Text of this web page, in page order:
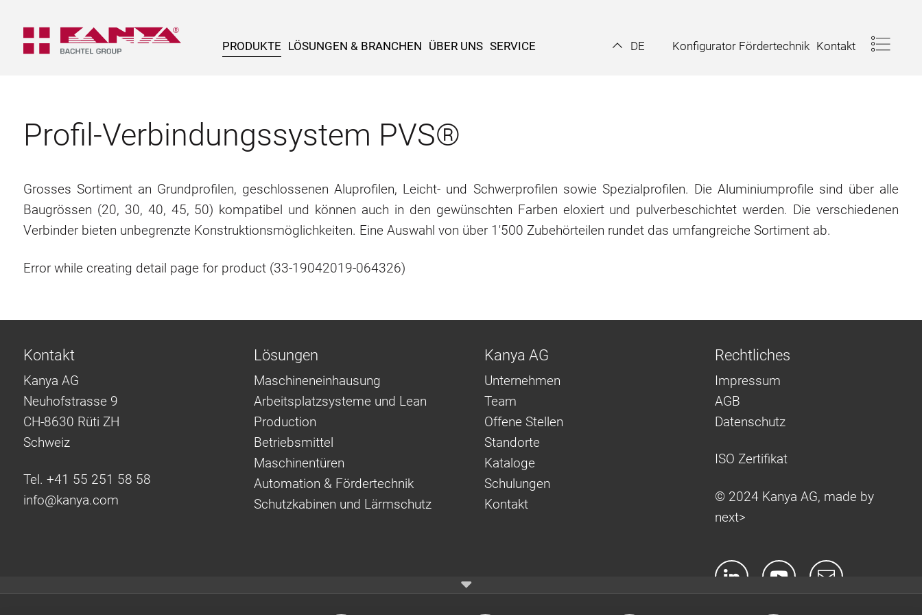
PRODUKTE LÖSUNGEN & BRANCHEN ÜBER UNS SERVICE DE Konfigurator Fördertechnik Kontakt
Profil-Verbindungssystem PVS®
Grosses Sortiment an Grundprofilen, geschlossenen Aluprofilen, Leicht- und Schwerprofilen sowie Spezialprofilen. Die Aluminiumprofile sind über alle
Baugrössen (20, 30, 40, 45, 50) kompatibel und können auch in den gewünschten Farben eloxiert und pulverbeschichtet werden. Die verschiedenen
Verbinder bieten unbegrenzte Konstruktionsmöglichkeiten. Eine Auswahl von über 1'500 Zubehörteilen rundet das umfangreiche Sortiment ab.
Error while creating detail page for product (33-19042019-064326)
Kontakt
Kanya AG
Neuhofstrasse 9
CH-8630 Rüti ZH
Schweiz
Tel. +41 55 251 58 58
info@kanya.com
Lösungen
Maschineneinhausung
Arbeitsplatzsysteme und Lean
Production
Betriebsmittel
Maschinentüren
Automation & Fördertechnik
Schutzkabinen und Lärmschutz
Kanya AG
Unternehmen
Team
Offene Stellen
Standorte
Kataloge
Schulungen
Kontakt
Rechtliches
Impressum
AGB
Datenschutz
ISO Zertifikat
© 2024 Kanya AG, made by
next>